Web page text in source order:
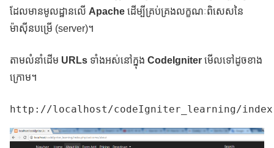
ដែលមានមូលដ្ឋានលើ Apache ដើម្បីគ្រប់គ្រងលក្ខណៈពិសេសនៃ
ម៉ាស៊ីនបម្រើ (server)។
តាមលំនាំដើម URLs ទាំងអស់នៅក្នុង CodeIgniter មើលទៅដូចខាង
ក្រោម។
http://localhost/codeIgniter_learning/